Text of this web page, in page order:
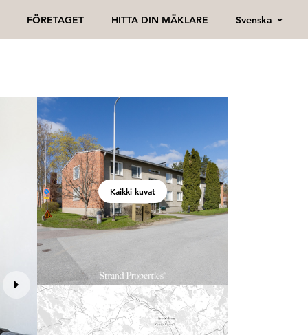
FÖRETAGET HITTA DIN MÄKLARE Svenska
Kaikki kuvat